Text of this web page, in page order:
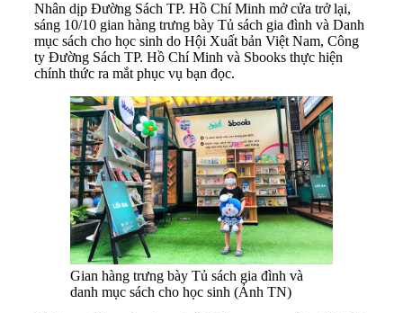
Nhân dịp Đường Sách TP. Hồ Chí Minh mở cửa trở lại,
sáng 10/10 gian hàng trưng bày Tủ sách gia đình và Danh
mục sách cho học sinh do Hội Xuất bản Việt Nam, Công
ty Đường Sách TP. Hồ Chí Minh và Sbooks thực hiện
chính thức ra mắt phục vụ bạn đọc.
Gian hàng trưng bày Tủ sách gia đình và
danh mục sách cho học sinh (Ảnh TN)